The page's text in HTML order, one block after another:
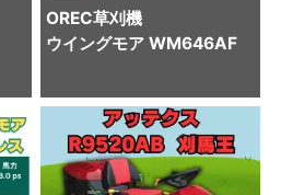
OREC草刈機
ウイングモア WM646AF